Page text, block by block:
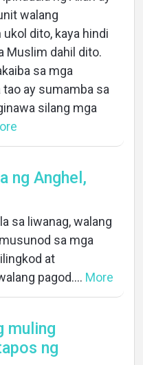
walang
dito, kaya hindi
Muslim dahil dito.
sa mga
ay sumamba sa
silang mga
ng Anghel,
sa liwanag, walang
sa mga
at
pagod.... More
muling
ng